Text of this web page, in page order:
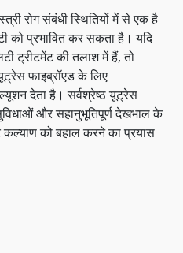
रोग संबंधी स्थितियों में से एक है
को प्रभावित कर सकता है। यदि
ट्रीटमेंट की तलाश में हैं, तो
फाइब्रॉएड के लिए
देता है। सर्वश्रेष्ठ यूट्रेस
और सहानुभूतिपूर्ण देखभाल के
को बहाल करने का प्रयास